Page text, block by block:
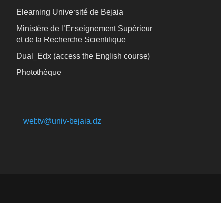
Elearning Université de Bejaia
Ministère de l’Enseignement Supérieur
et de la Recherche Scientifique
Dual_Edx (access the English course)
Photothèque
webtv@univ-bejaia.dz